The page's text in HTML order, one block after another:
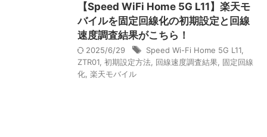
【Speed WiFi Home 5G L11】楽天モ
バイルを固定回線化の初期設定と回線
速度調査結果がこちら！
2025/6/29 Speed Wi-Fi Home 5G L11
ZTR01 初期設定方法 回線速度調査結果 固定回線
化 楽天モバイル